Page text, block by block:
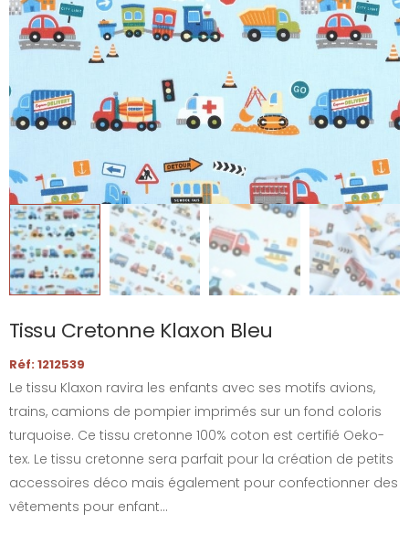
Tissu Cretonne Klaxon Bleu
Réf: 1212539
Le tissu Klaxon ravira les enfants avec ses motifs avions,
trains, camions de pompier imprimés sur un fond coloris
turquoise. Ce tissu cretonne 100% coton est certifié Oeko-
tex. Le tissu cretonne sera parfait pour la création de petits
accessoires déco mais également pour confectionner des
vêtements pour enfant...